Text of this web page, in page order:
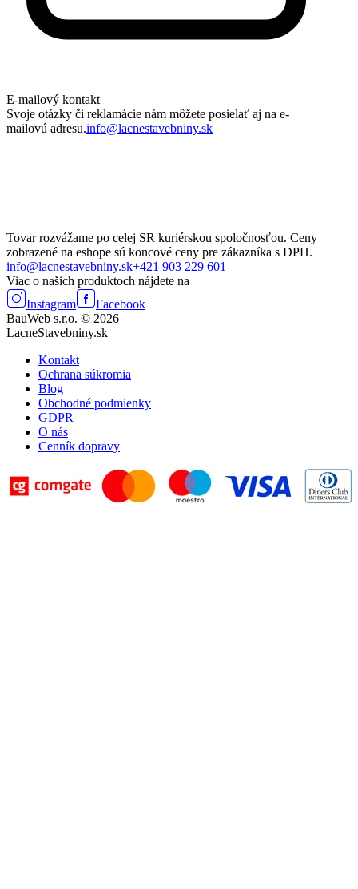
E-mailový kontakt
Svoje otázky či reklamácie nám môžete posielať aj na e-
mailovú adresu.info@lacnestavebniny.sk
Tovar rozvážame po celej SR kuriérskou spoločnosťou. Ceny
zobrazené na eshope sú koncové ceny pre zákazníka s DPH.
info@lacnestavebniny.sk+421 903 229 601
Viac o našich produktoch nájdete na
Instagram
Facebook
BauWeb s.r.o. © 2026
LacneStavebniny.sk
Kontakt
Ochrana súkromia
Blog
Obchodné podmienky
GDPR
O nás
Cenník dopravy